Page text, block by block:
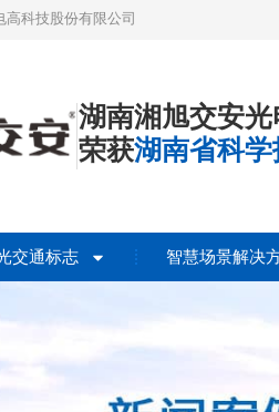
科技股份有限公司
湖南湘旭交安
荣获湖南省科
交通标志 智慧场景解决